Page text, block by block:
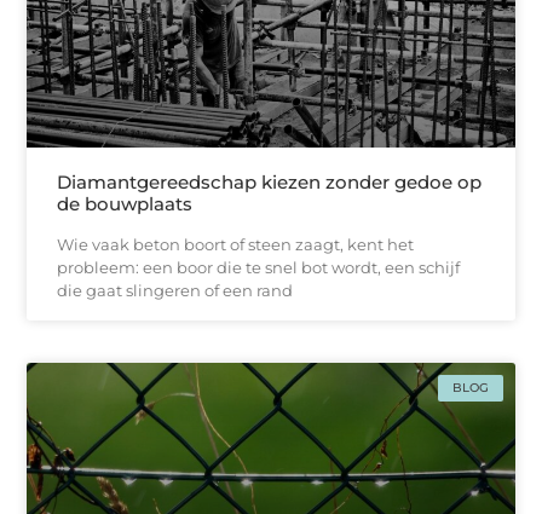
Diamantgereedschap kiezen zonder gedoe op
de bouwplaats
Wie vaak beton boort of steen zaagt, kent het
probleem: een boor die te snel bot wordt, een schijf
die gaat slingeren of een rand
BLOG